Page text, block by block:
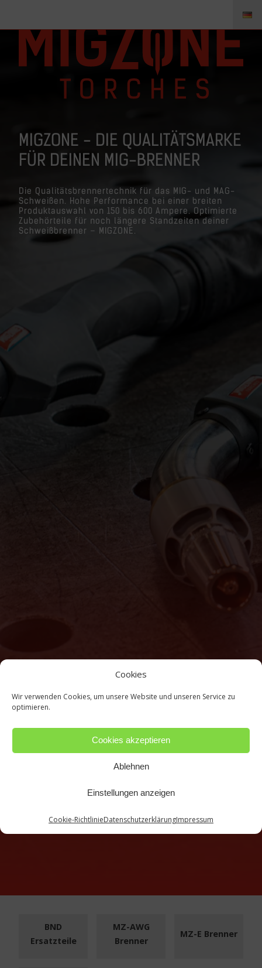
Cookies
Wir verwenden Cookies, um unsere Website und unseren Service zu
optimieren.
Cookies akzeptieren
Ablehnen
Einstellungen anzeigen
Cookie-RichtlinieDatenschutzerklärungImpressum
MIGZONE - DIE QUALITÄTSMARKE
FÜR DEINEN MIG-BRENNER
Die Qualitätsbrennertechnik für das MIG- und MAG-
Schweißen. Hohe Performance bei einer breiten
Produktauswahl von 150 bis 600 Ampere. Optimierte
Zubehörteile für noch längere Standzeiten deiner
Schweißbrenner – MIGZONE.
BND
Ersatzteile
MZ-AWG
Brenner
MZ-E Brenner